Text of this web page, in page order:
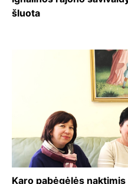
šluota
Karo pabėgėlės